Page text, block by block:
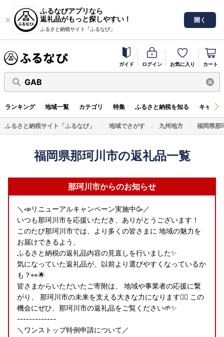
ふるなびアプリなら
返礼品がもっと探しやすい！
ふるさと納税サイト「ふるなび」
開く
ガイド ログイン お気に入り カート
GAB
ランキング 地域一覧 カテゴリ 特集 ふるさと納税を知る キャン
ふるさと納税サイト「ふるなび」 地域でさがす 九州地方 福岡県那
福岡県那珂川市の返礼品一覧
那珂川市からのお知らせ
＼📣リニューアルキャンペーン実施中🥳／
いつも那珂川市を応援いただき、ありがとうございます！
このたび那珂川市では、より多くの皆さまに 地域の魅力を
お届けできるよう、
ふるさと納税の返礼品内容の見直しを行いました✨
気になっていた返礼品が、以前より選びやすくなっているか
も？👀🌟
皆さまからいただいたご寄附は、 地域や事業者の応援に繋
がり、 那珂川市の未来を支える大きな力になります🙇‍♀️ この
機会にぜひ、那珂川市の返礼品をご覧ください🌱✨
-------------
＼ワンストップ特例申請について／